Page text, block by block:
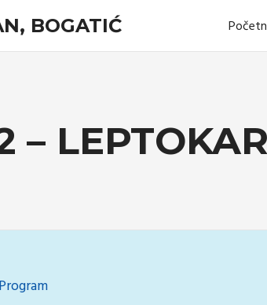
BOGATIĆ
–